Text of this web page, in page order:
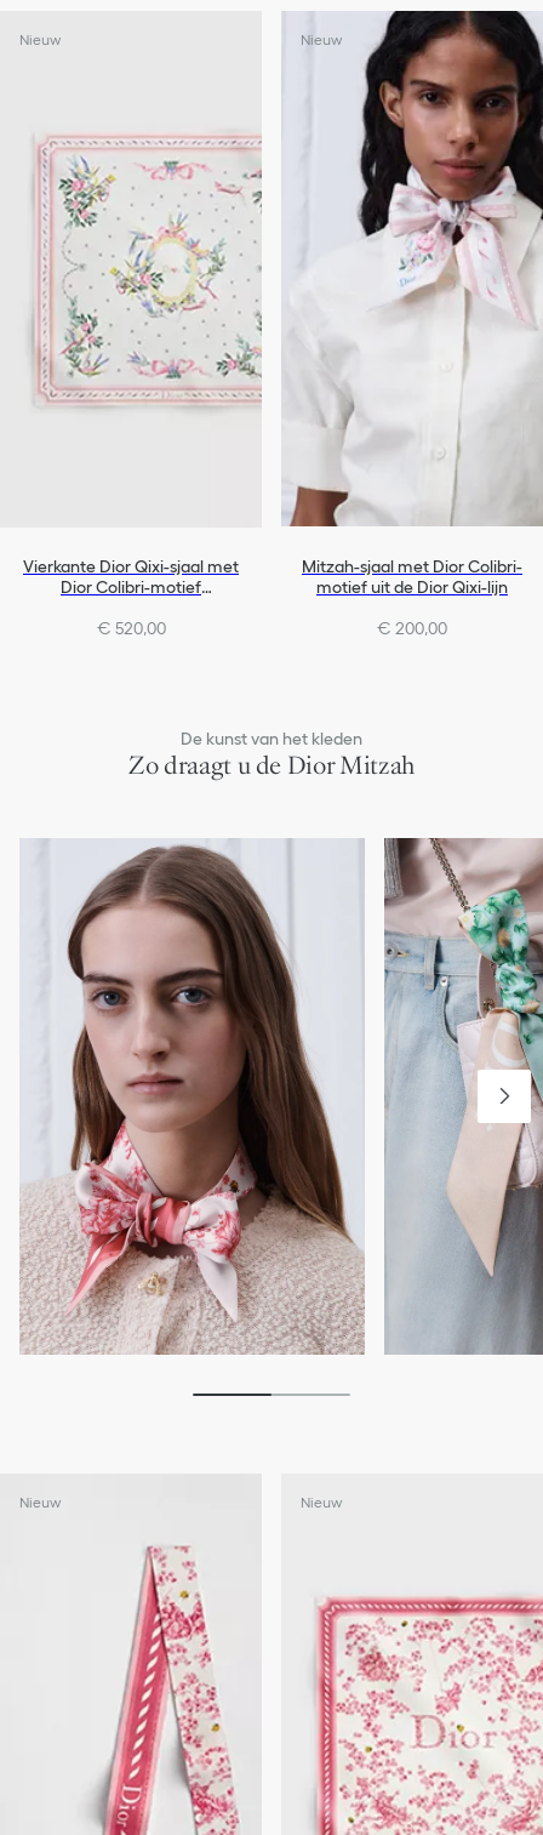
Nieuw
Vierkante Dior Qixi-sjaal met
Dior Colibri-motief
€ 520,00
Nieuw
Mitzah-sjaal met Dior Colibri-
motief uit de Dior Qixi-lijn
€ 200,00
De kunst van het kleden
Zo draagt u de Dior Mitzah
Nieuw Nieuw